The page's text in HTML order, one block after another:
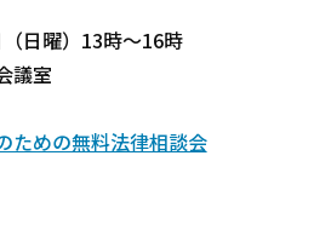
日曜）13時～16時
議室
ための無料法律相談会